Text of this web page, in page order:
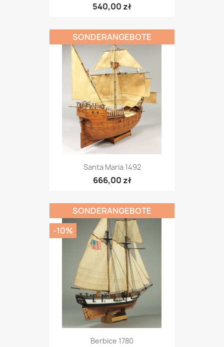
540,00 zł
Santa Maria 1492
666,00 zł
SONDERANGEBOTE
Berbice 1780
SONDERANGEBOTE
-10%